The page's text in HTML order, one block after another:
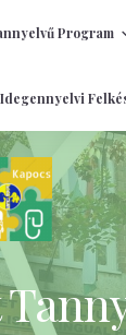
Program
Idegennyelvi